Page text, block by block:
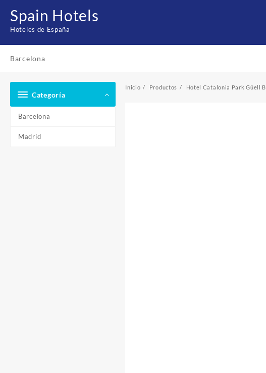
contenido
Spain Hotels
Hoteles de España
Barcelona
Categoría
Barcelona
Madrid
Inicio Productos Hotel Catalonia Park Güell